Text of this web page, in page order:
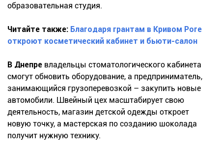
образовательная студия.
Читайте также: Благодаря грантам в Кривом Роге
откроют косметический кабинет и бьюти-салон
В Днепре владельцы стоматологического кабинета
смогут обновить оборудование, а предприниматель,
занимающийся грузоперевозкой – закупить новые
автомобили. Швейный цех масштабирует свою
деятельность, магазин детской одежды откроет
новую точку, а мастерская по созданию шоколада
получит нужную технику.